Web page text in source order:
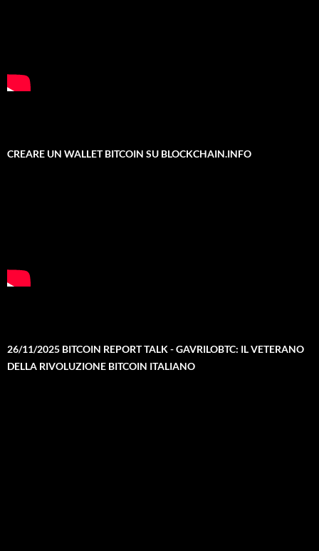
CREARE UN WALLET BITCOIN SU BLOCKCHAIN.INFO
26/11/2025 BITCOIN REPORT TALK - GAVRILOBTC: IL VETERANO
DELLA RIVOLUZIONE BITCOIN ITALIANO